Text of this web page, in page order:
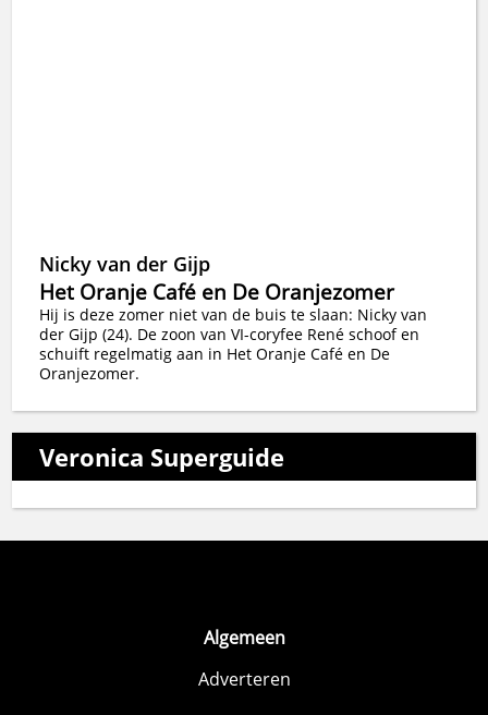
Nicky van der Gijp
Het Oranje Café en De Oranjezomer
Hij is deze zomer niet van de buis te slaan: Nicky van
der Gijp (24). De zoon van VI-coryfee René schoof en
schuift regelmatig aan in Het Oranje Café en De
Oranjezomer.
Veronica Superguide
Algemeen
Adverteren